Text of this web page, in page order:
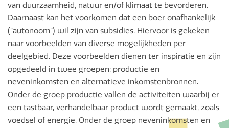
van duurzaamheid, natuur en/of klimaat te bevorderen.
Daarnaast kan het voorkomen dat een boer onafhankelijk
(“autonoom”) wil zijn van subsidies. Hiervoor is gekeken
naar voorbeelden van diverse mogelijkheden per
deelgebied. Deze voorbeelden dienen ter inspiratie en zijn
opgedeeld in twee groepen: productie en
neveninkomsten en alternatieve inkomstenbronnen.
Onder de groep productie vallen de activiteiten waarbij er
een tastbaar, verhandelbaar product wordt gemaakt, zoals
voedsel of energie. Onder de groep neveninkomsten en